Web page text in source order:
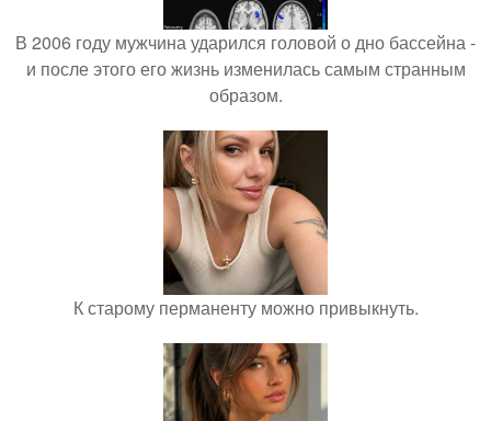
В 2006 году мужчина ударился головой о дно бассейна -
и после этого его жизнь изменилась самым странным
образом.
К старому перманенту можно привыкнуть.